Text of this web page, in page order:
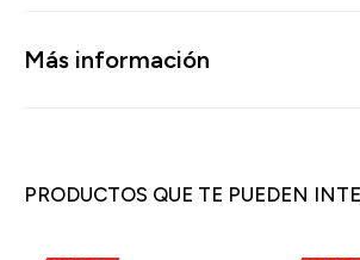
Más información
PRODUCTOS QUE TE PUEDEN